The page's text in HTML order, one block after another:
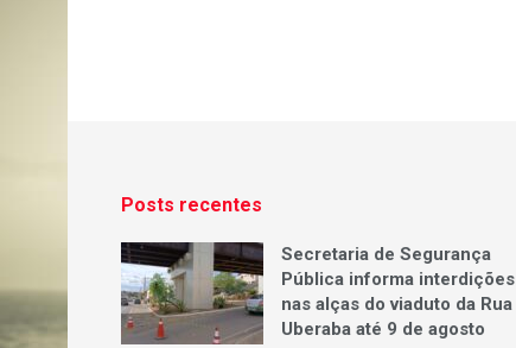
Posts recentes
Secretaria de Segurança
Pública informa interdições
nas alças do viaduto da Rua
Uberaba até 9 de agosto